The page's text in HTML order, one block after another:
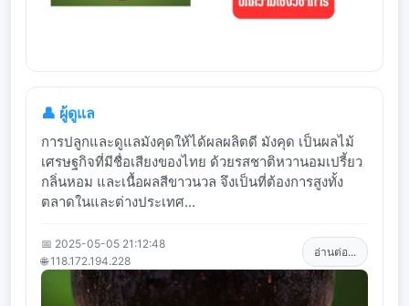
👤 ผู้ดูแล
การปลูกและดูแลมังคุดให้ได้ผลผลิตดี มังคุด เป็นผลไม้
เศรษฐกิจที่มีชื่อเสียงของไทย ด้วยรสชาติหวานอมเปรี้ยว
กลิ่นหอม และเนื้อผลสีขาวนวล จึงเป็นที่ต้องการสูงทั้ง
ตลาดในและต่างประเทศ...
📅 2025-05-05 21:12:48
🌐 118.172.194.228
อ่านต่อ...